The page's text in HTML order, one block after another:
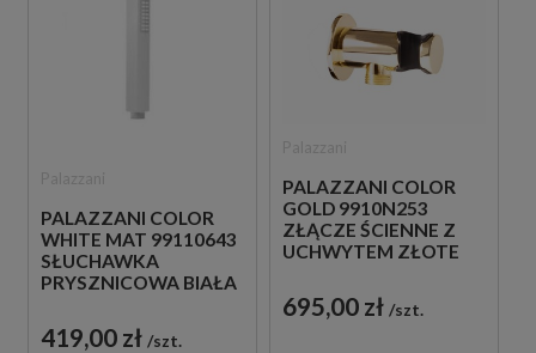
PALAZZANI COLOR
WHITE MAT 99110643
SŁUCHAWKA
PRYSZNICOWA BIAŁA
419,00 zł szt.
PALAZZANI COLOR
GOLD 9910N253
ZŁĄCZE ŚCIENNE Z
UCHWYTEM ZŁOTE
695,00 zł szt.